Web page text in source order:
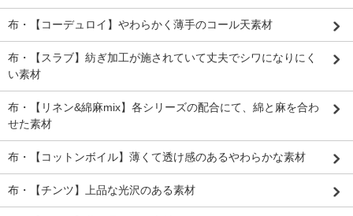
布・【コーデュロイ】やわらかく薄手のコール天素材
布・【スラブ】紡ぎ加工が施されていて丈夫でシワになりにく
い素材
布・【リネン&綿麻mix】各シリーズの配合にて、綿と麻を合わ
せた素材
布・【コットンボイル】薄くて透け感のあるやわらかな素材
布・【チンツ】上品な光沢のある素材